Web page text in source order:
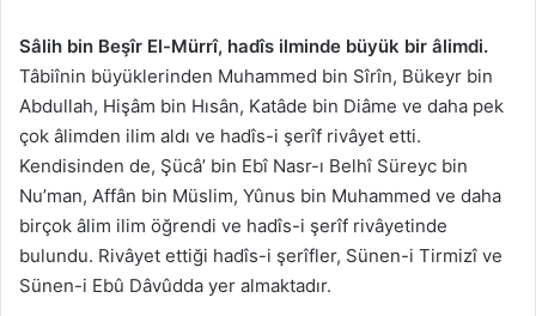
Sâlih bin Beşîr El-Mürrî, hadîs ilminde büyük bir âlimdi.
Tâbiînin büyüklerinden Muhammed bin Sîrîn, Bükeyr bin
Abdullah, Hişâm bin Hısân, Katâde bin Diâme ve daha pek
çok âlimden ilim aldı ve hadîs-i şerîf rivâyet etti.
Kendisinden de, Şücâ’ bin Ebî Nasr-ı Belhî Süreyc bin
Nu’man, Affân bin Müslim, Yûnus bin Muhammed ve daha
birçok âlim ilim öğrendi ve hadîs-i şerîf rivâyetinde
bulundu. Rivâyet ettiği hadîs-i şerîfler, Sünen-i Tirmizî ve
Sünen-i Ebû Dâvûdda yer almaktadır.